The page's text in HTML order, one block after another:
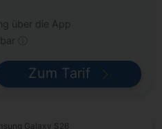
über die App
ⓘ
Zum Tarif
Galaxy S26